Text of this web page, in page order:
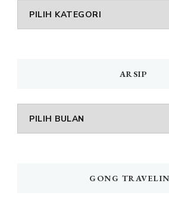
DAFTAR
MENU
ARSIP
Arsip
GONG